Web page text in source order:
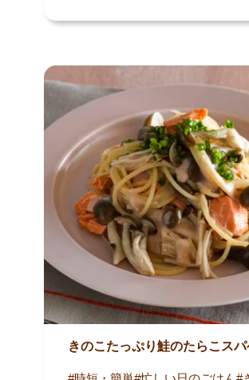
きのこたっぷり鮭のたらこスパ